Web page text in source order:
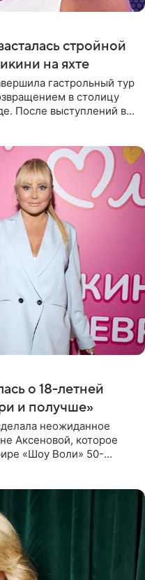
стройной
на яхте
гастрольный тур
в столицу
После выступлений в
о 18-летней
и получше»
неожиданное
Аксеновой, которое
«Шоу Воли» 50-